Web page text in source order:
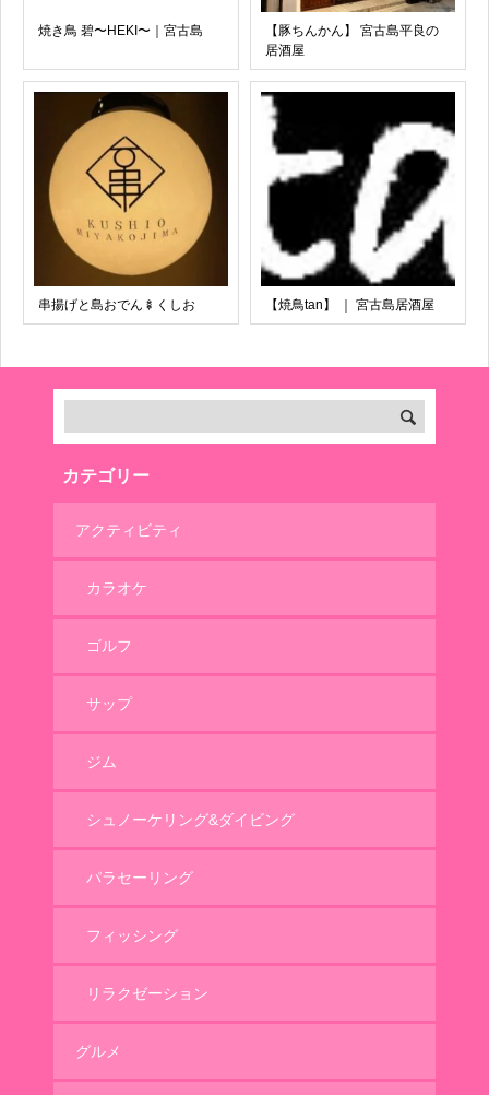
焼き鳥 碧〜HEKI〜｜宮古島
【豚ちんかん】 宮古島平良の
居酒屋
串揚げと島おでん🍢くしお 【焼鳥tan】 ｜ 宮古島居酒屋
カテゴリー
アクティビティ
カラオケ
ゴルフ
サップ
ジム
シュノーケリング&ダイビング
パラセーリング
フィッシング
リラクゼーション
グルメ